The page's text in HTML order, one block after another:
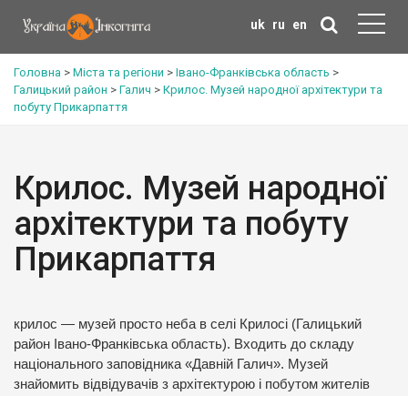
uk ru en
Головна > Міста та регіони > Івано-Франківська область >
Галицький район > Галич > Крилос. Музей народної архітектури та
побуту Прикарпаття
Крилос. Музей народної
архітектури та побуту
Прикарпаття
крилос — музей просто неба в селі Крилосі (Галицький
район Івано-Франківська область). Входить до складу
національного заповідника «Давній Галич». Музей
знайомить відвідувачів з архітектурою і побутом жителів